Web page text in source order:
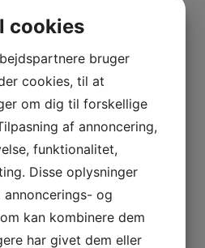
kvalitetsbevidst virksomhed. Vi
priser, og sørger altid for
leveringstider. For at sikre fortsat
er det virksomhedens mål altid at
kundens forventninger.
78
cookies
bruger
cookies, til at
om dig til forskellige
af annoncering,
funktionalitet,
Disse oplysninger
og
kan kombinere dem
har givet dem eller